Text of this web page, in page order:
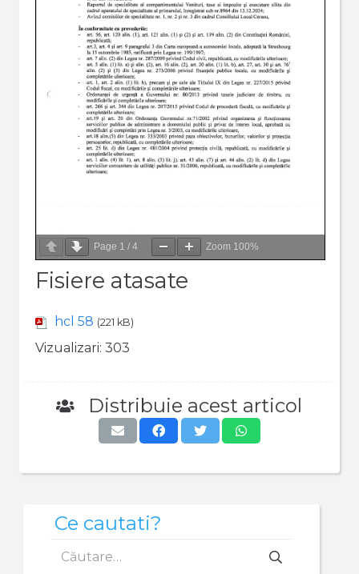
Page 1 / 4 Zoom 100%
Fisiere atasate
hcl 58 (221 kB)
Vizualizari: 303
Distribuie acest articol
Ce cautati?
după: